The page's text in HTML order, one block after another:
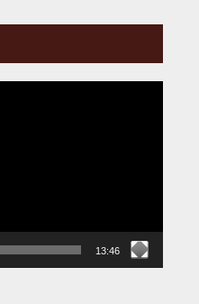
13:46